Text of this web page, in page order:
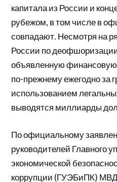
капитала из России и
рубежом, в том числе в
совпадают. Несмотря на
России по
объявленную
по-прежнему ежегодно за
использованием
выводятся миллиарды
По официальному
руководителей Главного
экономической
коррупции (ГУЭБиПК)